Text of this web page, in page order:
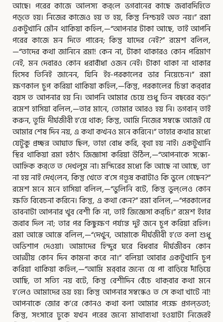
আছে। পরের কাজে আলস্য কর্‌লে ভগবানের কাছে জবাবদিহিতে
পড়্‌তে হয়। নিজের কাজেও হয় ত হয়, কিন্তু নিশ্চয়ই অত নয়।” রমা
একটুখানি মৌন থাকিয়া কহিল,—“আপনার টাকা আছে, তাই আপনি
পরের কাজে মন দিতে পারেন; কিন্তু যাদের নেই?” রমেশ বলিল,
—“তাদের কথা জানিনে রমা! কেন না, টাকা থাকারও কোন পরিমাণ
নেই, মন দেবারও কোন ধরাবাঁধা ওজন নেই। টাকা থাকা না থাকার
হিসেব তিনিই জানেন, যিনি ইহ-পরকালের ভার নিয়েচেন।” রমা
ক্ষণকাল চুপ করিয়া থাকিয়া কহিল,—কিন্তু, পরকালের চিন্তা কর্‌বার
বয়স ত আপনার হয় নি। আপনি আমার চেয়ে শুধু তিন বছরের বড়।”
রমেশ হাসিয়া বলিল,—তার মানে, তোমার আরও হয় নি। ভগবান্‌ তাই
করুন, তুমি দীর্ঘজীবী হ’য়ে থাক; কিন্তু, আমি নিজের সম্বন্ধে আজই যে
আমার শেষ দিন নয়, এ কথা কখনও মনে করিনে।” তাহার কথার মধ্যে
যেটুকু প্রচ্ছন্ন আঘাত ছিল, তাহা বোধ করি, বৃথা হয় নাই। একটুখানি
স্থির থাকিয়া রমা হঠাৎ জিজ্ঞাসা করিয়া উঠিল,—“আপনাকে সন্ধ্যে-
আহ্নিক কর্‌তে ত দেখলুম না। মন্দিরের মধ্যে কি আছে না আছে, তা’
না হয় নাই দেখ্‌লেন, কিন্তু খেতে ব’সে গণ্ডূষ করাটাও কি ভুলে গেছেন?”
রমেশ মনে মনে হাসিয়া বলিল,—“ভুলিনি বটে, কিন্তু ভুল্‌লেও কোন
ক্ষতি বিবেচনা করিনে। কিন্তু, এ কথা কেন?” রমা বলিল,—“পরকালের
ভাবনাটা আপনার খুব বেশী কি না, তাই জিজ্ঞেসা কর্‌চি।” রমেশ ইহার
জবাব দিল না; তার পর কিছুক্ষণ পর্য্যন্ত দুই জনে চুপ করিয়া রহিল।
রমা আস্তে আস্তে বলিল,—“দেখুন, আমাকে দীর্ঘজীবী হ’তে বলা শুধু
অভিশাপ দেওয়া। আমাদের হিন্দুর ঘরে বিধবার দীর্ঘজীবন কোন
আত্মীয় কোন দিন কামনা করে না।” বলিয়া আবার একটুখানি চুপ
করিয়া থাকিয়া কহিল,—“আমি মর্‌বার জন্যে যে পা বাড়িয়ে দাঁড়িয়ে
আছি, তা সত্যি নয় বটে, কিন্তু বেশীদিন বেঁচে থাক্‌বার কথা মনে
হ’লেও আমাদের ভয় হয়। কিন্তু আপনার সম্বন্ধেও ত সে কথা খাটে না!
আপনাকে জোর ক’রে কোনও কথা বলা আমার পক্ষে প্রগল্‌ভতা;
কিন্তু, সংসারে ঢুকে যখন পরের জন্যে মাথাব্যথা হওয়াটা নিজেরই